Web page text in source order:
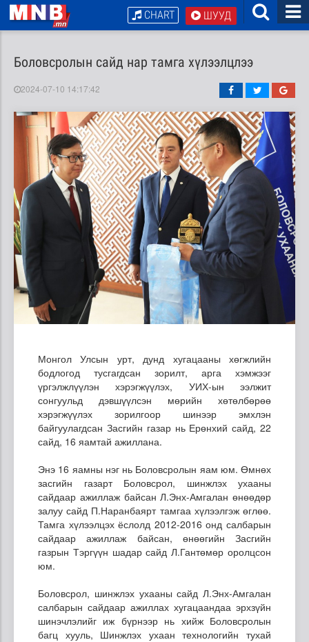
ШУУД
CHART
Боловсролын сайд нар тамга хүлээлцлээ
2024-07-10 14:17:42
Монгол Улсын урт, дунд хугацааны хөгжлийн
бодлогод тусгагдсан зорилт, арга хэмжээг
үргэлжлүүлэн хэрэгжүүлэх, УИХ-ын ээлжит
сонгуульд дэвшүүлсэн мөрийн хөтөлбөрөө
хэрэгжүүлэх зорилгоор шинээр эмхлэн
байгуулагдсан Засгийн газар нь Ерөнхий сайд, 22
сайд, 16 яамтай ажиллана.
Энэ 16 яамны нэг нь Боловсролын яам юм. Өмнөх
засгийн газарт Боловсрол, шинжлэх ухааны
сайдаар ажиллаж байсан Л.Энх-Амгалан өнөөдөр
залуу сайд П.Наранбаярт тамгаа хүлээлгэж өглөө.
Тамга хүлээлцэх ёслолд 2012-2016 онд салбарын
сайдаар ажиллаж байсан, өнөөгийн Засгийн
газрын Тэргүүн шадар сайд Л.Гантөмөр оролцсон
юм.
Боловсрол, шинжлэх ухааны сайд Л.Энх-Амгалан
салбарын сайдаар ажиллах хугацаандаа эрхзүйн
шинэчлэлийг иж бүрнээр нь хийж Боловсролын
багц хууль, Шинжлэх ухаан технологийн тухай